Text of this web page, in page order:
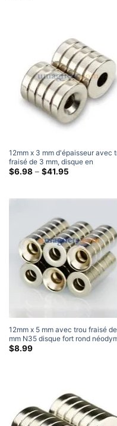
12mm x 3 mm d'épaisseur avec
fraisé de 3 mm, disque en
néodyme, aimants à anneau
$6.98 – $41.95Gamme
12mm x 5 mm avec trou fraisé
mm N35 disque fort rond
terre rare aimant fraisé (10
$8.99